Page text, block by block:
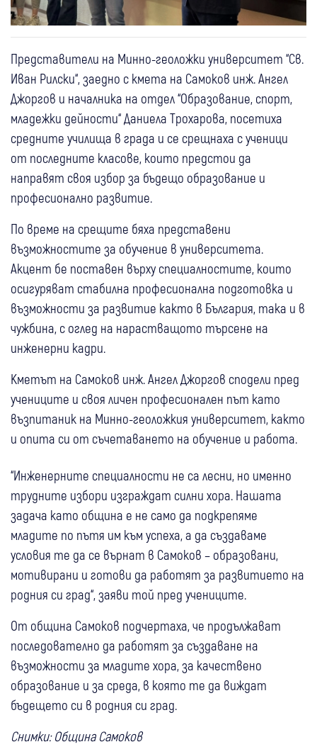
Представители на Минно-геоложки университет “Св.
Иван Рилски“, заедно с кмета на Самоков инж. Ангел
Джоргов и началника на отдел “Образование, спорт,
младежки дейности“ Даниела Трохарова, посетиха
средните училища в града и се срещнаха с ученици
от последните класове, които предстои да
направят своя избор за бъдещо образование и
професионално развитие.
По време на срещите бяха представени
възможностите за обучение в университета.
Акцент бе поставен върху специалностите, които
осигуряват стабилна професионална подготовка и
възможности за развитие както в България, така и в
чужбина, с оглед на нарастващото търсене на
инженерни кадри.
Кметът на Самоков инж. Ангел Джоргов сподели пред
учениците и своя личен професионален път като
възпитаник на Минно-геоложкия университет, както
и опита си от съчетаването на обучение и работа.
“Инженерните специалности не са лесни, но именно
трудните избори изграждат силни хора. Нашата
задача като община е не само да подкрепяме
младите по пътя им към успеха, а да създаваме
условия те да се върнат в Самоков – образовани,
мотивирани и готови да работят за развитието на
родния си град“, заяви той пред учениците.
От община Самоков подчертаха, че продължават
последователно да работят за създаване на
възможности за младите хора, за качествено
образование и за среда, в която те да виждат
бъдещето си в родния си град.
Снимки: Община Самоков